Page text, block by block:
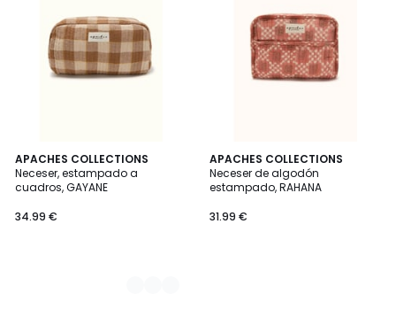
APACHES COLLECTIONS
Neceser, estampado a
cuadros, GAYANE
34.99 €
2
Colores
APACHES COLLECTIONS
Neceser de algodón
estampado, RAHANA
31.99 €